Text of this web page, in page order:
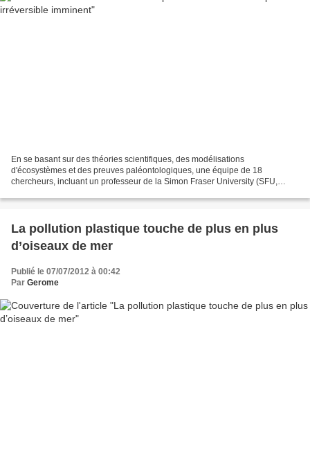
En se basant sur des théories scientifiques, des modélisations
d'écosystèmes et des preuves paléontologiques, une équipe de 18
chercheurs, incluant un professeur de la Simon Fraser University (SFU,
La pollution plastique touche de plus en plus
d’oiseaux de mer
Publié le 07/07/2012 à 00:42
Par Gerome